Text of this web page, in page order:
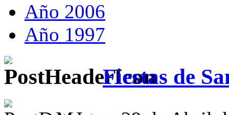
Año 2006
Año 1997
Fiestas de